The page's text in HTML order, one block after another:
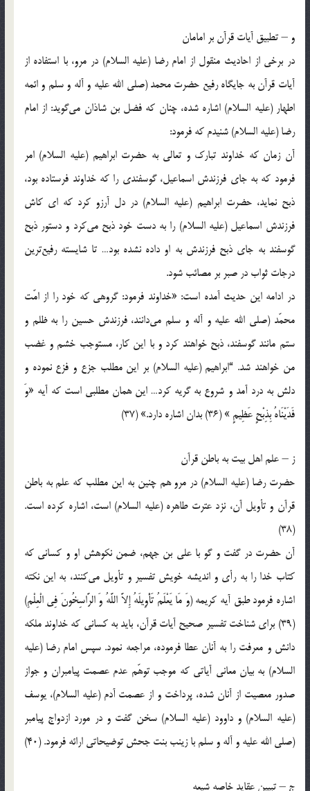
و – تطبیق آیات قرآن بر امامان
در برخی از احادیث منقول از امام رضا (علیه السلام) در مرو، با استفاده از
آیات قرآن به جایگاه رفیع حضرت محمد (صلی الله علیه و آله و سلم و ائمه
اطهار (علیه السلام) اشاره شده، چنان که فضل بن شاذان می‌گوید: از امام
رضا (علیه السلام) شنیدم که فرمود:
آن زمان که خداوند تبارک و تعالی به حضرت ابراهیم (علیه السلام) امر
فرمود که به جای فرزندش اسماعیل، گوسفندی را که خداوند فرستاده بود،
ذبح نماید، حضرت ابراهیم (علیه السلام) در دل آرزو کرد که ای کاش
فرزندش اسماعیل (علیه السلام) را به دست خود ذبح می‌کرد و دستور ذبح
گوسفند به جای ذبح فرزندش به او داده نشده بود… تا شایسته رفیع‌ترین
درجات ثواب در صبر بر مصائب شود.
در ادامه این حدیث آمده است: «خداوند فرمود: گروهی که خود را از امّت
محمّد (صلی الله علیه و آله و سلم می‌دانند، فرزندش حسین را به ظلم و
ستم مانند گوسفند، ذبح خواهند کرد و با این کار، مستوجب خشم و غضب
من خواهند شد. “ابراهیم (علیه السلام) بر این مطلب جزع و فزع نموده و
دلش به درد آمد و شروع به گریه کرد… این همان مطلبی است که آیه «وَ
فَدَیْنَاهُ بِذِبْحٍ عَظِیمٍ‌ » (36) بدان اشاره دارد.» (37)
ز – علم اهل بیت به باطن قرآن
حضرت رضا (علیه السلام) در مرو هم چنین به این مطلب که علم به باطن
قرآن و تأویل آن، نزد عترت طاهره (علیه السلام) است، اشاره کرده است.
(38)
آن حضرت در گفت و گو با علی بن جهم، ضمن نکوهش او و کسانی که
کتاب خدا را به رأی و اندیشه خویش تفسیر و تأویل می‌کنند، به این نکته
اشاره فرمود طبق آیه کریمه (وَ مَا یَعْلَمُ تَأْوِیلَهُ إِلاَّ اللَّهُ وَ الرَّاسِخُونَ فِی الْعِلْمِ)
(39) برای شناخت تفسیر صحیح آیات قرآن، باید به کسانی که خداوند ملکه
دانش و معرفت را به آنان عطا فرموده، مراجعه نمود. سپس امام رضا (علیه
السلام) به بیان معانی آیاتی که موجب توهّم عدم عصمت پیامبران و جواز
صدور معصیت از آنان شده، پرداخت و از عصمت آدم (علیه السلام)، یوسف
(علیه السلام) و داوود (علیه السلام) سخن گفت و در مورد ازدواج پیامبر
(صلی الله علیه و آله و سلم با زینب بنت جحش توضیحاتی ارائه فرمود. (40)
ج – تبیین عقاید خاصه شیعه